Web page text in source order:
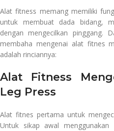
Alat fitness memang memiliki
untuk membuat dada bidang,
dengan mengecilkan pinggang.
membaha mengenai alat fitnes
adalah rinciannya:
Alat Fitness
Leg Press
Alat fitnes pertama untuk
Untuk sikap awal